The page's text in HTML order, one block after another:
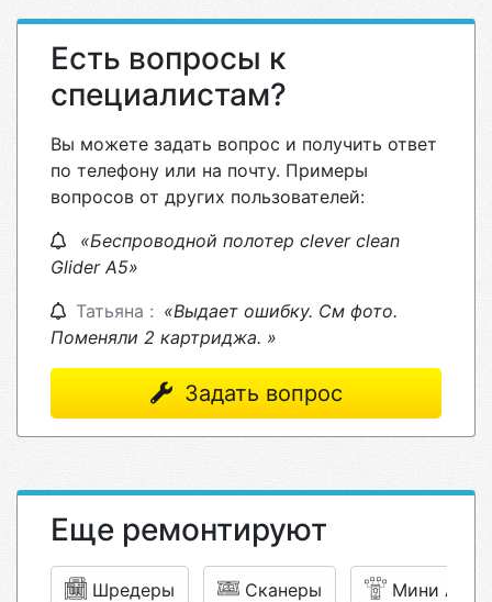
Есть вопросы к
специалистам?
Вы можете задать вопрос и получить ответ
по телефону или на почту. Примеры
вопросов от других пользователей:
«Беспроводной полотер clever clean
Glider A5»
Татьяна : «Выдает ошибку. См фото.
Поменяли 2 картриджа. »
Задать вопрос
Еще ремонтируют
Шредеры Сканеры Мини АТС